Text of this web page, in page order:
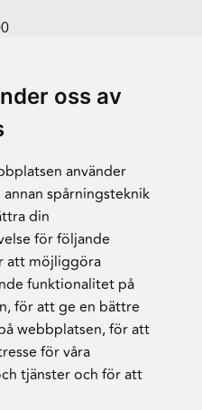
oss av
använder
spårningsteknik
din
för följande
att möjliggöra
funktionalitet på
,för att ge en bättre
webbplatsen,för att
för våra
tjänster och för att